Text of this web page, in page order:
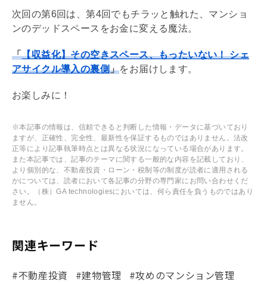
次回の第6回は、第4回でもチラッと触れた、マンショ
ンのデッドスペースをお金に変える魔法。
「【収益化】その空きスペース、もったいない！ シェ
アサイクル導入の裏側」をお届けします。
お楽しみに！
※本記事の情報は、信頼できると判断した情報・データに基づいており
ますが、正確性、完全性、最新性を保証するものではありません。法改
正等により記事執筆時点とは異なる状況になっている場合があります。
また本記事では、記事のテーマに関する一般的な内容を記載しており、
より個別的な、不動産投資・ローン・税制等の制度が読者に適用される
かについては、読者において各記事の分野の専門家にお問い合わせくだ
さい。（株）GA technologiesにおいては、何ら責任を負うものではあり
ません。
関連キーワード
#不動産投資 #建物管理 #攻めのマンション管理